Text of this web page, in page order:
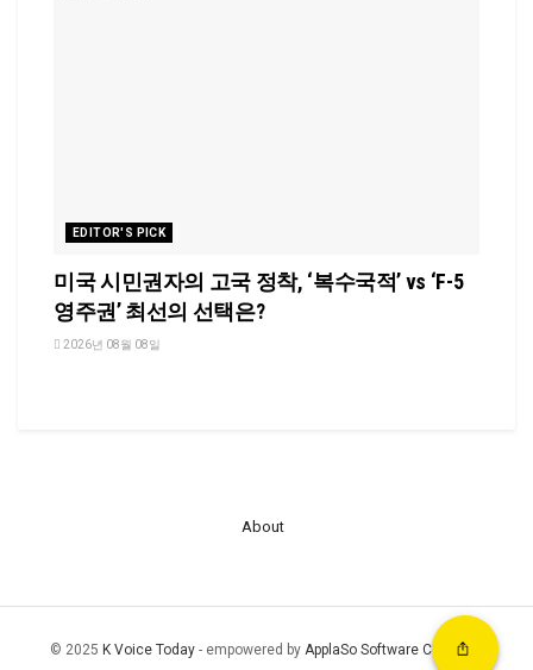
EDITOR'S PICK
미국 시민권자의 고국 정착, ‘복수국적’ vs ‘F-5
영주권’ 최선의 선택은?
2026년 08월 08일
About
© 2025 K Voice Today- empowered by ApplaSo Software Company